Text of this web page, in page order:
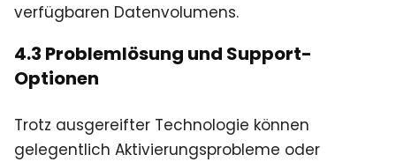
verfügbaren Datenvolumens.
4.3 Problemlösung und Support-
Optionen
Trotz ausgereifter Technologie können
gelegentlich Aktivierungsprobleme oder